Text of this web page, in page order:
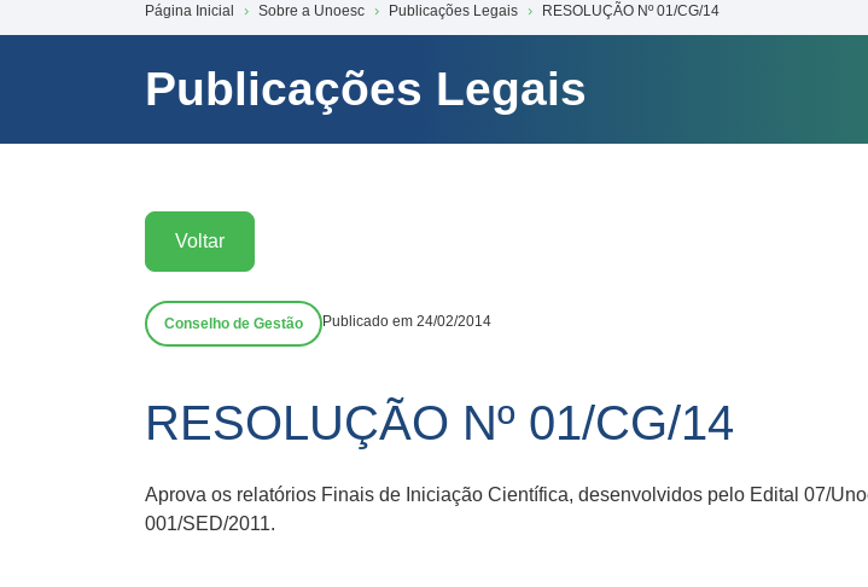
Página Inicial Sobre a Unoesc Publicações Legais RESOLUÇÃO Nº 01/CG/14
Publicações Legais
Voltar
Conselho de Gestão Publicado em 24/02/2014
RESOLUÇÃO Nº 01/CG/14
Aprova os relatórios Finais de Iniciação Científica, desenvolvidos pelo Edital 07/
001/SED/2011.